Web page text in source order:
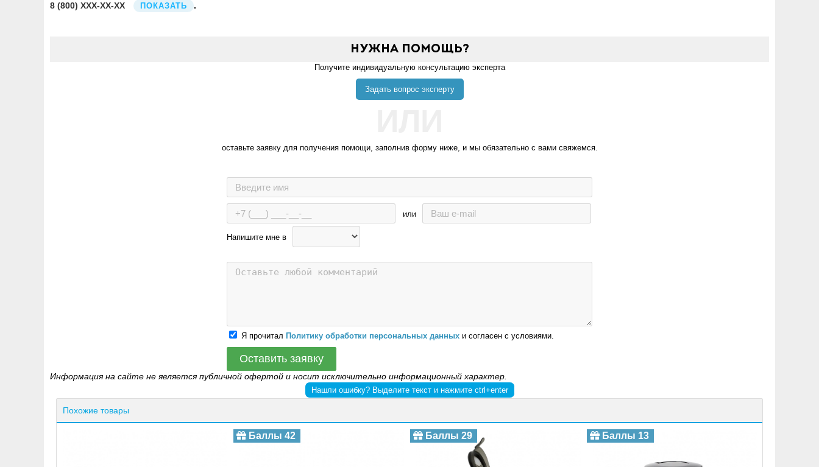
8 (800) XXX-XX-XX ПОКАЗАТЬ .
Нужна помощь?
Получите индивидуальную консультацию эксперта
Задать вопрос эксперту
оставьте заявку для получения помощи, заполнив форму ниже, и мы обязательно с вами свяжемся.
Напишите мне в
или
Я прочитал Политику обработки персональных данных и согласен с условиями.
Оставить заявку
Информация на сайте не является публичной офертой и носит исключительно информационный характер.
Нашли ошибку? Выделите текст и нажмите ctrl+enter
Похожие товары
Баллы 42 Баллы 29 Баллы 13